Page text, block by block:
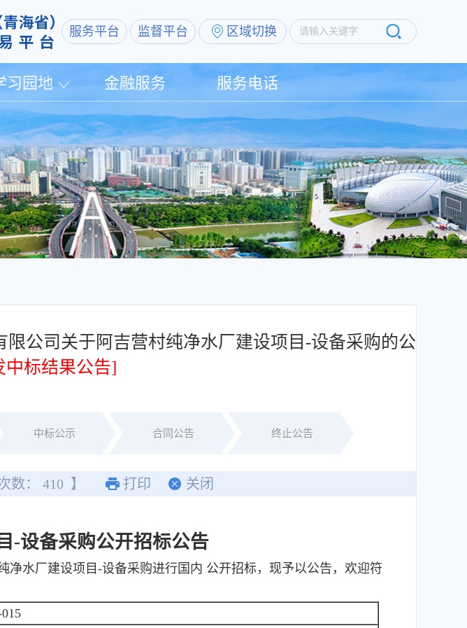
服务平台 监督平台 区域切换 请输入关键字
习园地 金融服务 服务电话
公司关于阿吉营村纯净水厂建设项目-设备采购的公
中标结果公告]
中标公示 合同公告 终止公告
数： 410 】 打印 关闭
-设备采购公开招标公告
水厂建设项目-设备采购进行国内 公开招标，现予以公告，欢迎符